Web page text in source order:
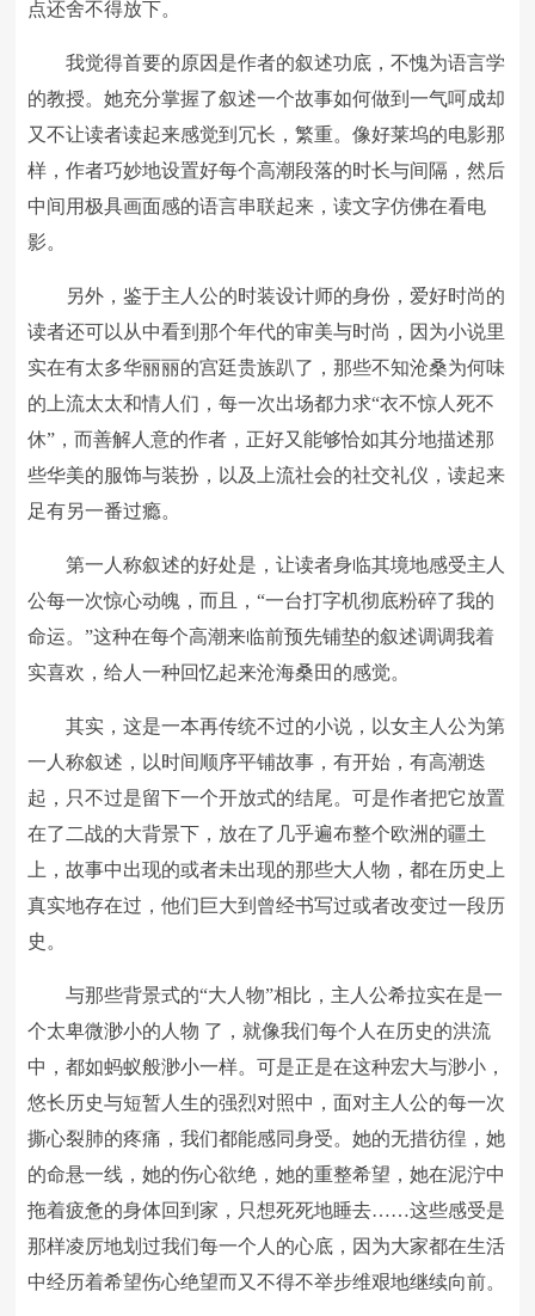
点还舍不得放下。
我觉得首要的原因是作者的叙述功底，不愧为语言学
的教授。她充分掌握了叙述一个故事如何做到一气呵成却
又不让读者读起来感觉到冗长，繁重。像好莱坞的电影那
样，作者巧妙地设置好每个高潮段落的时长与间隔，然后
中间用极具画面感的语言串联起来，读文字仿佛在看电
影。
另外，鉴于主人公的时装设计师的身份，爱好时尚的
读者还可以从中看到那个年代的审美与时尚，因为小说里
实在有太多华丽丽的宫廷贵族趴了，那些不知沧桑为何味
的上流太太和情人们，每一次出场都力求“衣不惊人死不
休”，而善解人意的作者，正好又能够恰如其分地描述那
些华美的服饰与装扮，以及上流社会的社交礼仪，读起来
足有另一番过瘾。
第一人称叙述的好处是，让读者身临其境地感受主人
公每一次惊心动魄，而且，“一台打字机彻底粉碎了我的
命运。”这种在每个高潮来临前预先铺垫的叙述调调我着
实喜欢，给人一种回忆起来沧海桑田的感觉。
其实，这是一本再传统不过的小说，以女主人公为第
一人称叙述，以时间顺序平铺故事，有开始，有高潮迭
起，只不过是留下一个开放式的结尾。可是作者把它放置
在了二战的大背景下，放在了几乎遍布整个欧洲的疆土
上，故事中出现的或者未出现的那些大人物，都在历史上
真实地存在过，他们巨大到曾经书写过或者改变过一段历
史。
与那些背景式的“大人物”相比，主人公希拉实在是一
个太卑微渺小的人物 了，就像我们每个人在历史的洪流
中，都如蚂蚁般渺小一样。可是正是在这种宏大与渺小，
悠长历史与短暂人生的强烈对照中，面对主人公的每一次
撕心裂肺的疼痛，我们都能感同身受。她的无措彷徨，她
的命悬一线，她的伤心欲绝，她的重整希望，她在泥泞中
拖着疲惫的身体回到家，只想死死地睡去……这些感受是
那样凌厉地划过我们每一个人的心底，因为大家都在生活
中经历着希望伤心绝望而又不得不举步维艰地继续向前。